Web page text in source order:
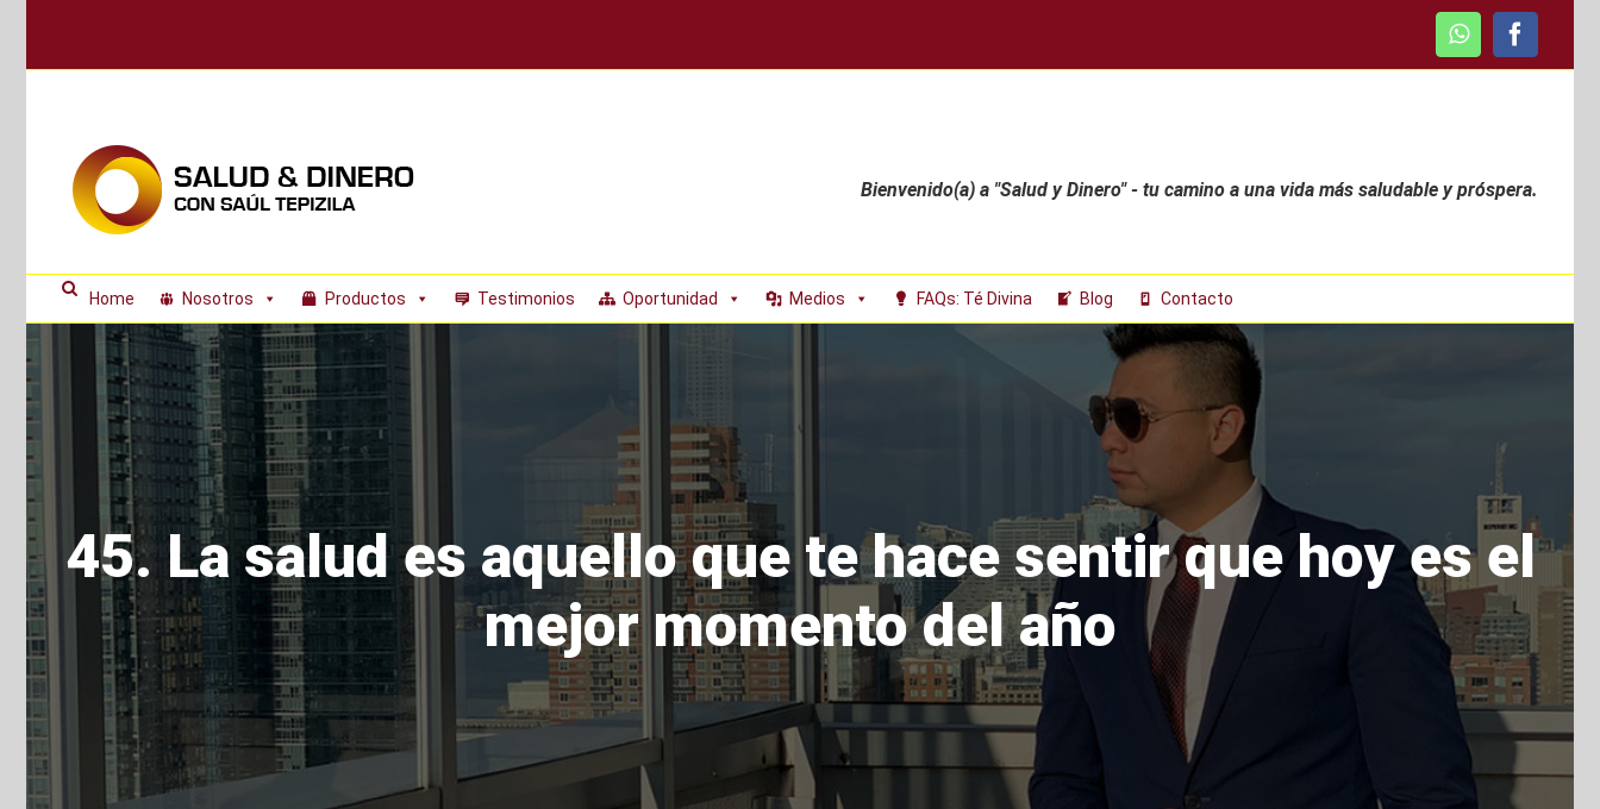
WhatsApp
Bienvenido(a) a "Salud y Dinero" - tu camino a una vida más saludable y próspera.
Home Nosotros Productos Testimonios Oportunidad Medios FAQs: Té Divina Blog Contacto
45. La salud es aquello que te hace sentir que hoy es el
mejor momento del año